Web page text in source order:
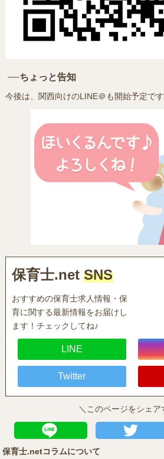
ちょっと告知
今後は、関西向けのLINE＠も開始予定で
保育士.net SNS
おすすめの保育士求人情報・保
育に関する最新情報をお届けし
ます！チェックしてね♪
LINE
Twitter
＼このページをシェア
保育士.netコラムについて